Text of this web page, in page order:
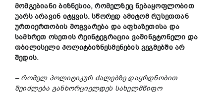
მომგებიანი ბიზნესია, რომელზეც ნებაყოფლობით
უარს არავინ იტყვის. სწორედ ამიტომ რუსეთთან
ურთიერთობის მოგვარება და აფხაზეთისა და
სამხრეთ ოსეთის რეინტეგრაცია ვაშინგტონელი და
თბილისელი პოლიტბიზნესმენების გეგმებში არ
შედის.
– რომელ პოლიტიკურ ძალებზე დაყრდნობით
შეიძლება განხორციელდეს სახელმწიფო